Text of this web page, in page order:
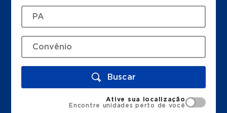
Buscar
Ative sua localização
Encontre unidades perto de você